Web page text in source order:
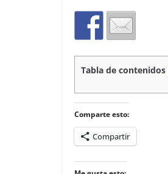
Tabla de contenidos
Comparte esto:
Compartir